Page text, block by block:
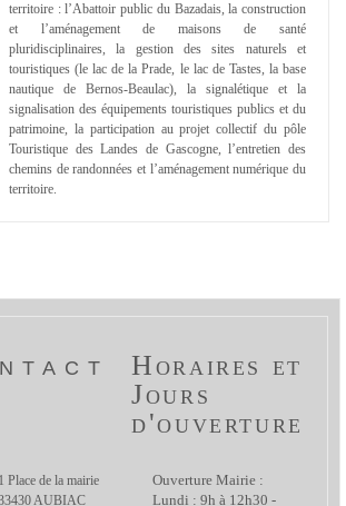
territoire : l’Abattoir public du Bazadais, la construction
et l’aménagement de maisons de santé
pluridisciplinaires, la gestion des sites naturels et
touristiques (le lac de la Prade, le lac de Tastes, la base
nautique de Bernos-Beaulac), la signalétique et la
signalisation des équipements touristiques publics et du
patrimoine, la participation au projet collectif du pôle
Touristique des Landes de Gascogne, l’entretien des
chemins de randonnées et l’aménagement numérique du
territoire.
Horaires et
Jours
d'ouverture
Place de la mairie
AUBIAC
Ouverture Mairie :
Lundi : 9h à 12h30 -